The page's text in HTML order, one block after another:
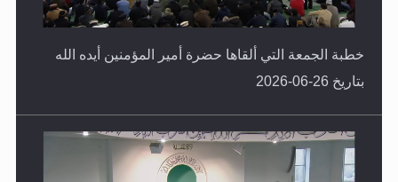
خطبة الجمعة التي ألقاها حضرة أمير المؤمنين أيده الله
بتاريخ 26-06-2026